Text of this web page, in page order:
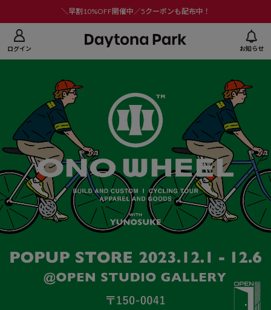
＼早割10%OFF開催中／5クーポンも配布中！
ログイン お知らせ